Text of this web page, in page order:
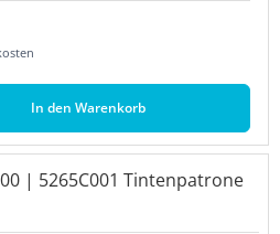
In den Warenkorb